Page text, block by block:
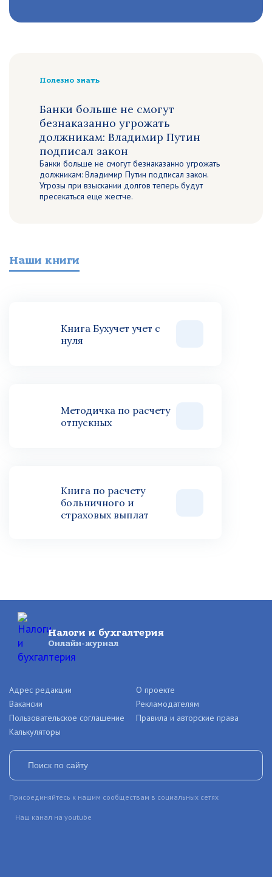
Полезно знать
Банки больше не смогут
безнаказанно угрожать
должникам: Владимир Путин
подписал закон
Банки больше не смогут безнаказанно угрожать
должникам: Владимир Путин подписал закон.
Угрозы при взыскании долгов теперь будут
пресекаться еще жестче.
Наши книги
Книга Бухучет учет с
нуля
Методичка по расчету
отпускных
Книга по расчету
больничного и
страховых выплат
Налоги и бухгалтерия
Онлайн-журнал
Адрес редакции
О проекте
Вакансии
Рекламодателям
Пользовательское соглашение
Правила и авторские права
Калькуляторы
Присоединяйтесь к нашим сообществам в социальных сетях
Наш канал на youtube